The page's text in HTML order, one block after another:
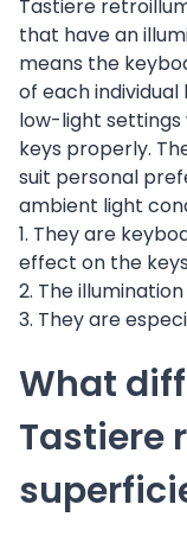
Tastiere
that have an
means the
of each individual
low-light
keys properly.
suit personal
ambient light
1. They are
effect on the
2. The
3. They are
What
Tastiere